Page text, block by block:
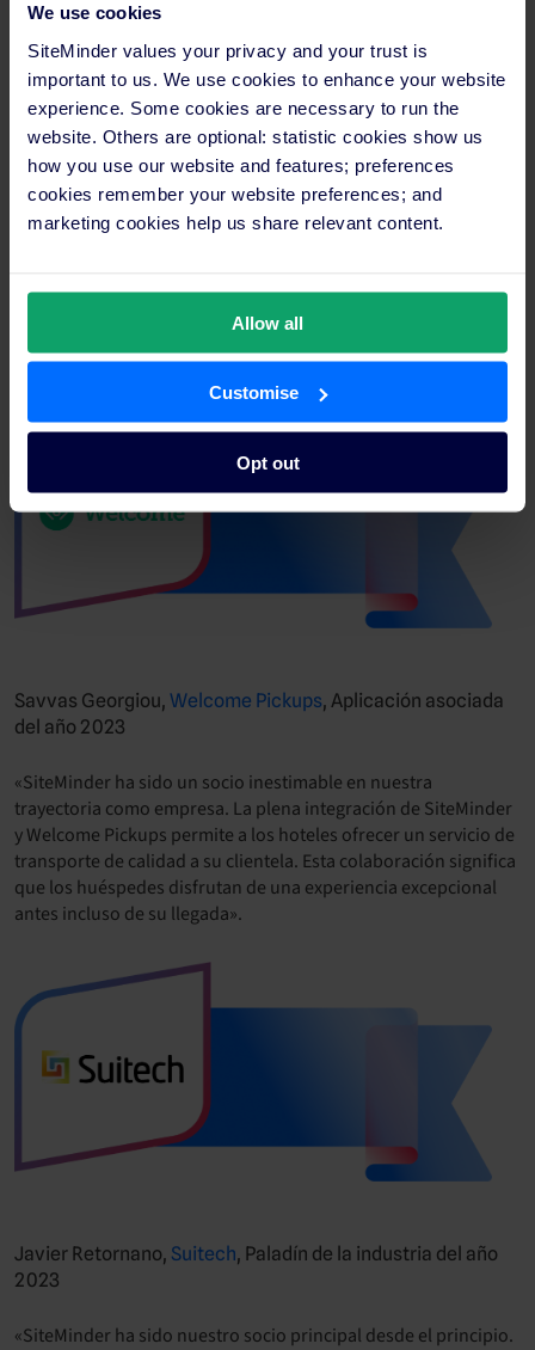
We use cookies
SiteMinder values your privacy and your trust is
important to us. We use cookies to enhance your website
experience. Some cookies are necessary to run the
website. Others are optional: statistic cookies show us
how you use our website and features; preferences
cookies remember your website preferences; and
marketing cookies help us share relevant content.
Allow all
Customise
Opt out
Munish Chetty,Marketing Distribution Concept, Elección
popular del año 2022
los materiales de formación disponibles son muy útiles a la
hora de formar a la clientela».
Savvas Georgiou, Welcome Pickups, Aplicación asociada
del año 2023
«SiteMinder ha sido un socio inestimable en nuestra
trayectoria como empresa. La plena integración de SiteMinder
y Welcome Pickups permite a los hoteles ofrecer un servicio de
transporte de calidad a su clientela. Esta colaboración significa
que los huéspedes disfrutan de una experiencia excepcional
antes incluso de su llegada».
Javier Retornano, Suitech, Paladín de la industria del año
2023
«SiteMinder ha sido nuestro socio principal desde el principio.